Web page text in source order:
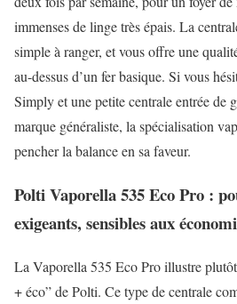
immenses de linge très épais. La
simple à ranger, et vous offre une
au-dessus d’un fer basique. Si vous
Simply et une petite centrale entrée de
marque généraliste, la spécialisation
pencher la balance en sa faveur.
Polti Vaporella 535 Eco Pro :
exigeants, sensibles aux
La Vaporella 535 Eco Pro illustre
+ éco” de Polti. Ce type de centrale